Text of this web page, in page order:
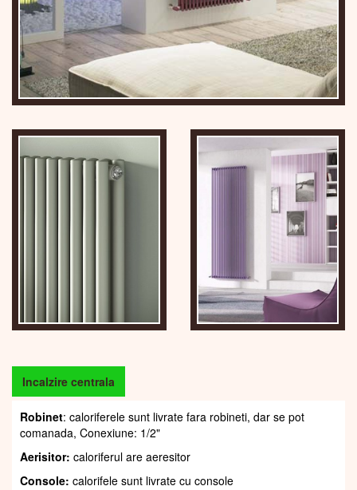
Incalzire centrala
Robinet: caloriferele sunt livrate fara robineti, dar se pot
comanada, Conexiune: 1/2"
Aerisitor: caloriferul are aeresitor
Console: calorifele sunt livrate cu console